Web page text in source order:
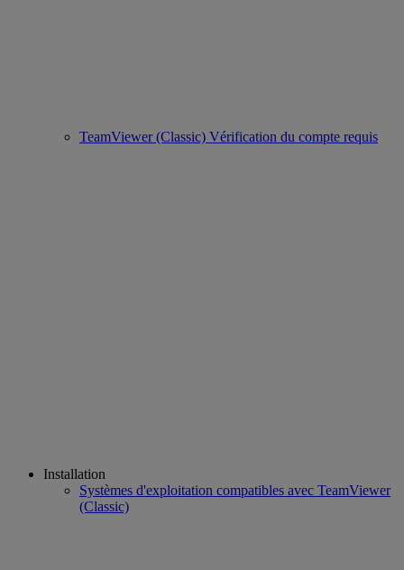
TeamViewer (Classic) Vérification du compte requis
Installation
Systèmes d'exploitation compatibles avec TeamViewer
(Classic)